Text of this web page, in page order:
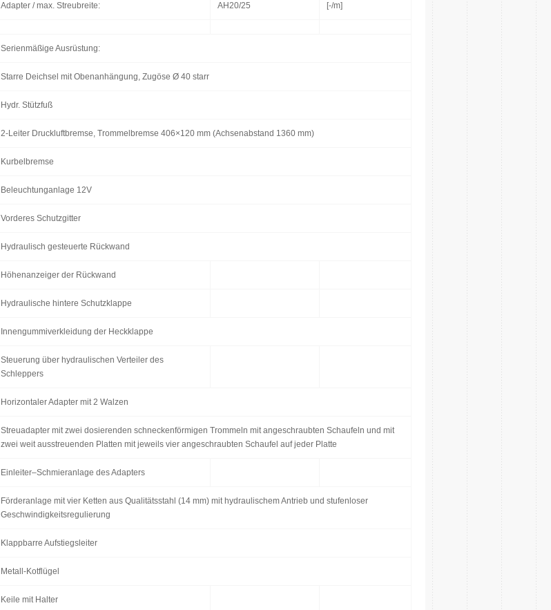
Adapter / max. Streubreite: AH20/25 [-/m]
Serienmäßige Ausrüstung:
Starre Deichsel mit Obenanhängung, Zugöse Ø 40 starr
Hydr. Stützfuß
2-Leiter Druckluftbremse, Trommelbremse 406×120 mm (Achsenabstand 1360 mm)
Kurbelbremse
Beleuchtunganlage 12V
Vorderes Schutzgitter
Hydraulisch gesteuerte Rückwand
Höhenanzeiger der Rückwand
Hydraulische hintere Schutzklappe
Innengummiverkleidung der Heckklappe
Steuerung über hydraulischen Verteiler des
Schleppers
Horizontaler Adapter mit 2 Walzen
Streuadapter mit zwei dosierenden schneckenförmigen Trommeln mit angeschraubten Schaufeln und mit
zwei weit ausstreuenden Platten mit jeweils vier angeschraubten Schaufel auf jeder Platte
Einleiter–Schmieranlage des Adapters
Förderanlage mit vier Ketten aus Qualitätsstahl (14 mm) mit hydraulischem Antrieb und stufenloser
Geschwindigkeitsregulierung
Klappbarre Aufstiegsleiter
Metall-Kotflügel
Keile mit Halter